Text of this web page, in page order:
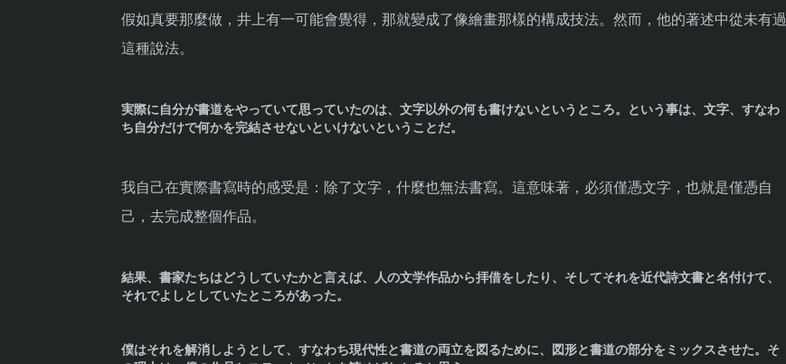
假如真要那麼做，井上有一可能會覺得，那就變成了像繪畫那樣的構成技法。然而，他的著述中從未有過
這種說法。
実際に自分が書道をやっていて思っていたのは、文字以外の何も書けないというところ。という事は、文字、すなわ
ち自分だけで何かを完結させないといけないということだ。
我自己在實際書寫時的感受是：除了文字，什麼也無法書寫。這意味著，必須僅憑文字，也就是僅憑自
己，去完成整個作品。
結果、書家たちはどうしていたかと言えば、人の文学作品から拝借をしたり、そしてそれを近代詩文書と名付けて、
それでよしとしていたところがあった。
僕はそれを解消しようとして、すなわち現代性と書道の両立を図るために、図形と書道の部分をミックスさせた。そ